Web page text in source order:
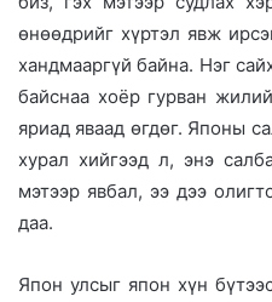
өнөөдрийг хүртэл явж
хандмааргүй байна. Нэг
байснаа хоёр гурван
яриад яваад өгдөг. Японы
хурал хийгээд л, энэ
мэтээр явбал, ээ дээ
даа.
Япон улсыг япон хүн